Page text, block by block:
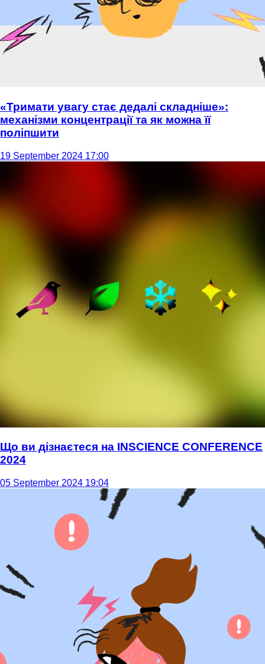
«Тримати увагу стає дедалі складніше»:
механізми концентрації та як можна її
поліпшити
19 September 2024 17:00
Що ви дізнаєтеся на INSCIENCE CONFERENCE
2024
05 September 2024 19:04